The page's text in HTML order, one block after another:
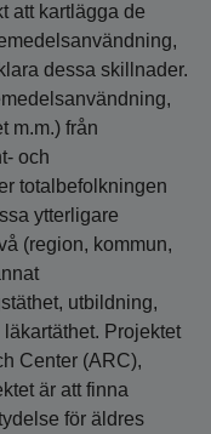
att kartlägga de
dessa skillnader.
m.m.) från
och
totalbefolkningen
ytterligare
(region, kommun,
utbildning,
Projektet
Center (ARC),
är att finna
för äldres